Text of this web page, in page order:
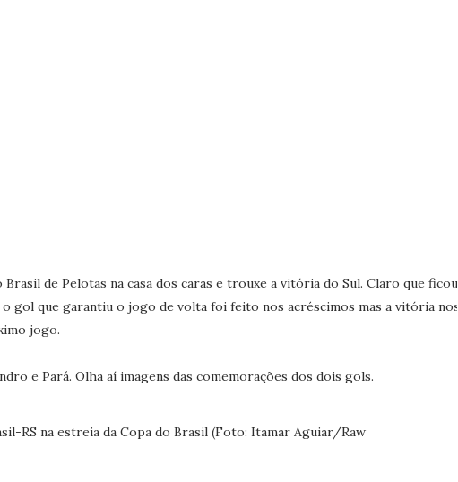
de Pelotas na casa dos caras e trouxe a vitória do Sul. Claro que ficou
gol que garantiu o jogo de volta foi feito nos acréscimos mas a vitória nos
jogo.
e Pará. Olha aí imagens das comemorações dos dois gols.